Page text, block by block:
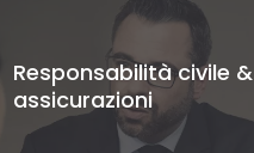
Responsabilità civile &
assicurazioni